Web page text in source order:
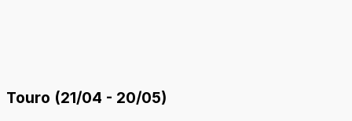
Touro (21/04 - 20/05)